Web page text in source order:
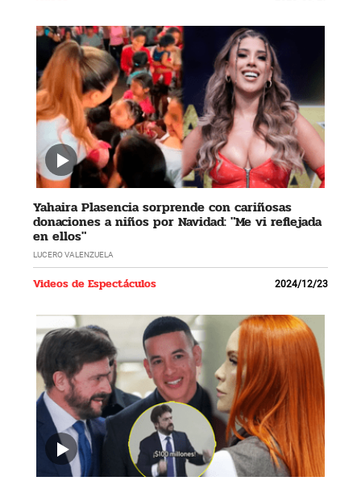
Yahaira Plasencia sorprende con cariñosas
donaciones a niños por Navidad: "Me vi reflejada
en ellos"
LUCERO VALENZUELA
Videos de Espectáculos 2024/12/23